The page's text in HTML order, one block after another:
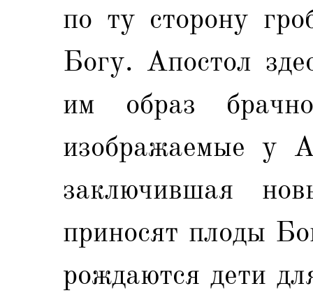
по ту сторону
Богу. Апостол
им образ
изображаемые у
заключившая
приносят плоды
рождаются дети